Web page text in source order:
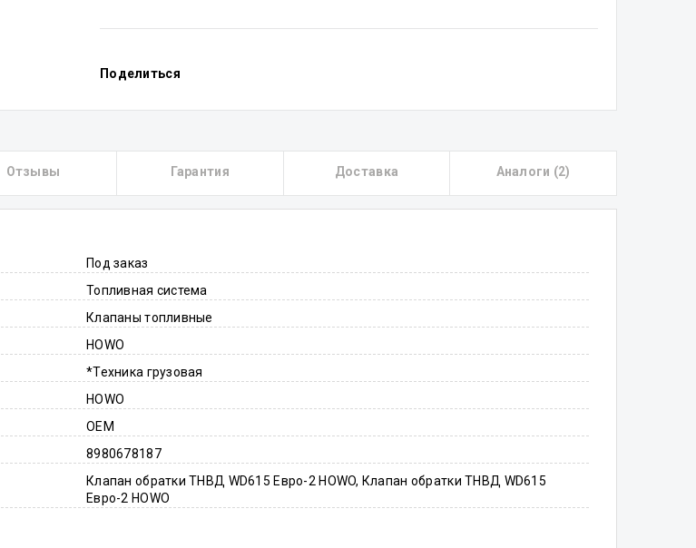
Поделиться
Отзывы Гарантия Доставка Аналоги (2)
Под заказ
Топливная система
Клапаны топливные
HOWO
*Техника грузовая
HOWO
OEM
8980678187
Клапан обратки ТНВД WD615 Евро-2 HOWO, Клапан обратки ТНВД WD615
Евро-2 HOWO